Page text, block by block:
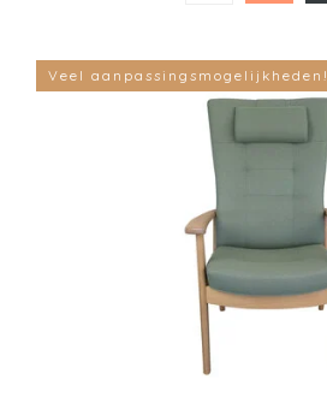
Veel aanpassingsmogelijkheden!